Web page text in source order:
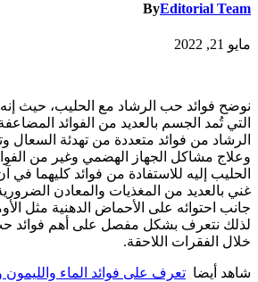
ByEditorial Team
مايو 21, 2022
نوضح فوائد حب الرشاد مع الحليب، حيث
التي تُمد الجسم بالعديد من الفوائد
الرشاد من فوائد متعددة من تهدئة السعال
وعلاج مشاكل الجهاز الهضمي وغير من
الحليب إليه للاستفادة من فوائد كليهما
غني بالعديد من المغذيات والمعادن
لذلك نتعرف بشكل مفصل على أهم فوائد
خلال الفقرات اللاحقة.
شاهد أيضا تعرف على فوائد الماء والليمون